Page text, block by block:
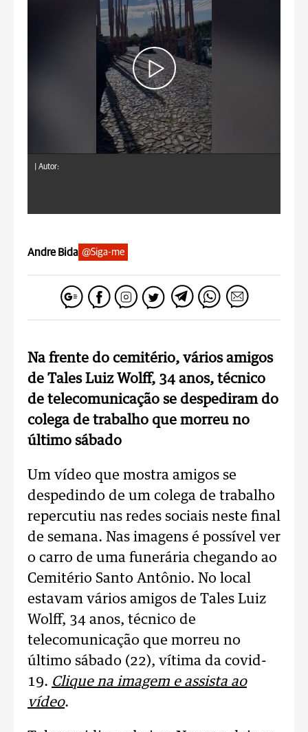
Autor:
Andre Bida @Siga-me
Na frente do cemitério, vários amigos
de Tales Luiz Wolff, 34 anos, técnico
de telecomunicação se despediram do
colega de trabalho que morreu no
último sábado
Um vídeo que mostra amigos se
despedindo de um colega de trabalho
repercutiu nas redes sociais neste final
de semana. Nas imagens é possível ver
o carro de uma funerária chegando ao
Cemitério Santo Antônio. No local
estavam vários amigos de Tales Luiz
Wolff, 34 anos, técnico de
telecomunicação que morreu no
último sábado (22), vítima da covid-
19. Clique na imagem e assista ao
vídeo.